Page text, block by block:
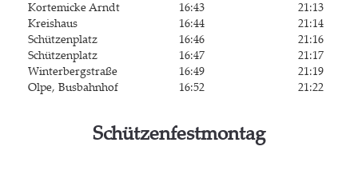
Kor­te­mi­cke Arndt
16:43
21:13
Kreis­haus
16:44
21:14
Schüt­zen­platz
16:46
21:16
Schüt­zen­platz
16:47
21:17
Win­ter­berg­stra­ße
16:49
21:19
Olpe, Bus­bahn­hof
16:52 21:22
Schüt­zen­fest­mon­tag